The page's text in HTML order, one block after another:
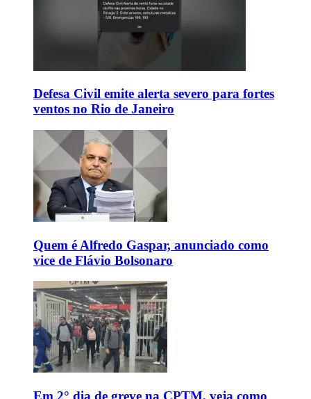
Defesa Civil emite alerta severo para fortes
ventos no Rio de Janeiro
Quem é Alfredo Gaspar, anunciado como
vice de Flávio Bolsonaro
Em 2° dia de greve na CPTM, veja como